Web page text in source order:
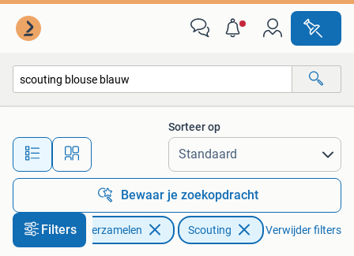
Alle afstanden…
Sorteer op
Bewaar je zoekopdracht
Filters Verzamelen Scouting Verwijder filters